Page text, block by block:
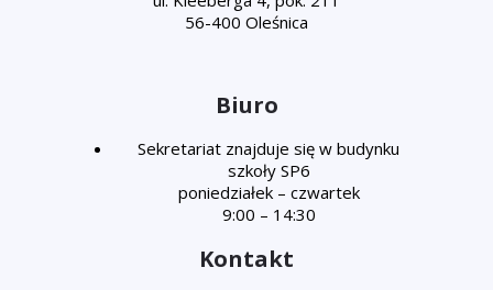
56-400 Oleśnica
Biuro
Sekretariat znajduje się w budynku
szkoły SP6
poniedziałek – czwartek
9:00 – 14:30
Kontakt